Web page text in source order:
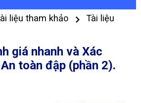
liệu tham khảo
Tài liệu
giá nhanh và Xác
toàn đập (phần 2).